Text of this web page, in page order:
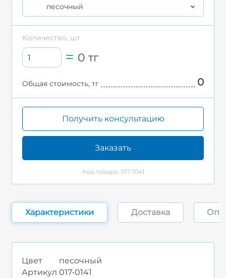
песочный
Количество, шт
0тг
Общая стоимость, тг 0
Получить консультацию
Заказать
Код товара: 017-0141
Характеристики Доставка
Цвет
песочный
Артикул 017-0141